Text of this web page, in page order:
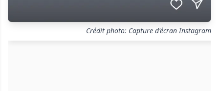
Crédit photo: Capture d'écran Instagram